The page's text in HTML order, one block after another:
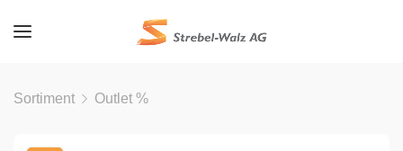
Sortiment Outlet %